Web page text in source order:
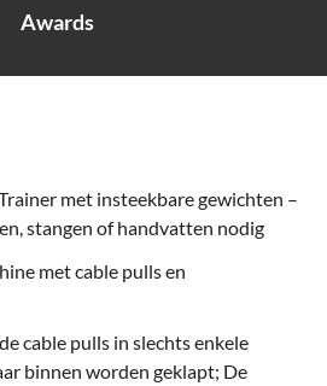
Awards
met insteekbare gewichten –
stangen of handvatten nodig
met cable pulls en
cable pulls in slechts enkele
binnen worden geklapt; De